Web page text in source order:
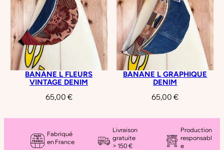
BANANE L FLEURS
VINTAGE DENIM
65,00 €
BANANE L GRAPHIQUE
DENIM
65,00€
Fabriqué
en France
Livraison
gratuite
> 150 €
Production
responsabl
e